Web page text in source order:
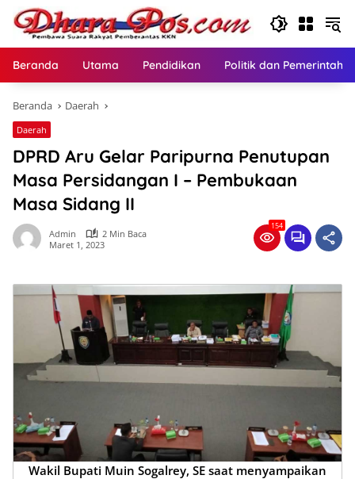
Langsung
konten
Beranda Utama Pendidikan Politik dan
Beranda Daerah
Daerah
DPRD Aru Gelar Paripurna Penutupan
Masa Persidangan I – Pembukaan
Masa Sidang II
Admin
2 Min Baca
Maret 1, 2023
154
Wakil Bupati Muin Sogalrey, SE saat menyampaikan